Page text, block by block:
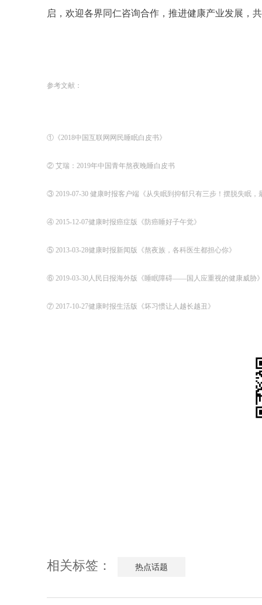
启，欢迎各界同仁咨询合作，推进健康产业发展，
参考文献：
①《2018中国互联网网民睡眠白皮书》
② 艾瑞：2019年中国青年熬夜晚睡白皮书
③ 2019-07-30 健康时报客户端《从失眠到抑郁只有三步！摆脱失眠，
④ 2015-12-07健康时报癌症版《防癌睡好子午觉》
⑤ 2013-03-28健康时报新闻版《熬夜族，各科医生都担心你》
⑥ 2019-03-30人民日报海外版《睡眠障碍——国人应重视的健康威胁
⑦ 2017-10-27健康时报生活版《坏习惯让人越长越丑》
相关标签： 热点话题